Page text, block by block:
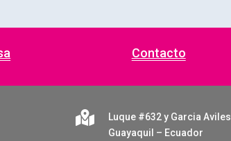
Contacto

Luque #632 y Garcia Aviles
Guayaquil – Ecuador